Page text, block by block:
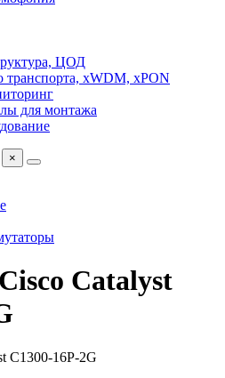
ЦОД
транспорта, xWDM, xPON
для монтажа
×
Catalyst